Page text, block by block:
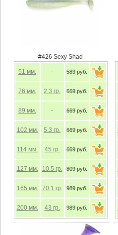
#426 Sexy Shad
51 мм. - 589 руб.
76 мм. 2.3 гр. 669 руб.
89 мм. - 669 руб.
102 мм. 5.3 гр. 669 руб.
114 мм. 45 гр. 669 руб.
127 мм. 10.5 гр. 809 руб.
165 мм. 70.1 гр. 989 руб.
200 мм. 43 гр. 989 руб.